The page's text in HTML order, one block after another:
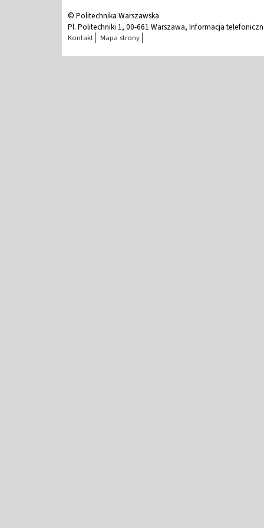
© Politechnika Warszawska
Pl. Politechniki 1, 00-661 Warszawa, Informacja
Kontakt Mapa strony